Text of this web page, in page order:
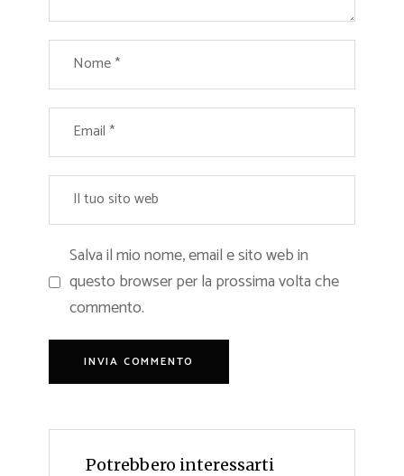
Salva il mio nome, email e sito web in
questo browser per la prossima volta che
commento.
Potrebbero interessarti